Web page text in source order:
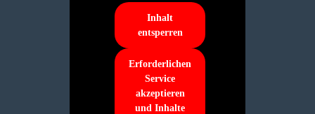
Inhalt
entsperren
Erforderlichen
Service
akzeptieren
und Inhalte